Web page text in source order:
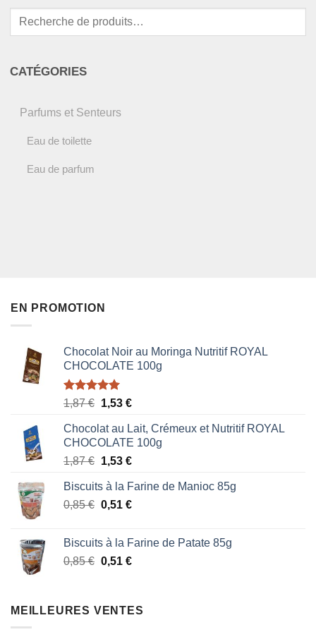
Recherche
CATÉGORIES
Parfums et Senteurs
Eau de toilette
Eau de parfum
EN PROMOTION
Chocolat Noir au Moringa Nutritif ROYAL
CHOCOLATE 100g
Note5.00
1,87€ Le
initial
était :
1,87 €.
1,53 €Le
actuel
est :
1,53 €.
Chocolat au Lait, Crémeux et Nutritif ROYAL
CHOCOLATE 100g
1,87€ Le
initial
était :
1,53 €Le
actuel
est :
Biscuits à la Farine de Manioc 85g
0,85€ Le
était :
0,85 €.
0,51 €Le
est :
0,51 €.
Biscuits à la Farine de Patate 85g
0,85€ Le
était :
0,51 €Le
est :
MEILLEURES VENTES